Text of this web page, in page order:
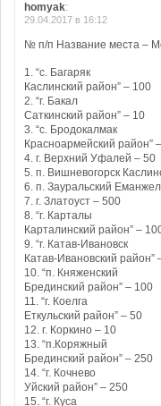
homyak:
29.04.2017 в 16:12
№ п/п Название места –
1. “с. Багаряк
Каслинский район” – 100
2. “г. Бакал
Саткинский район” – 10
3. “с. Бродокалмак
Красноармейский район”
4. г. Верхний Уфалей – 50
5. п. Вишневогорск
6. п. Зауральский
7. г. Златоуст – 500
8. “г. Карталы
Карталинский район” –
9. “г. Катав-Ивановск
Катав-Ивановский район”
10. “п. Княженский
Брединский район” – 100
11. “г. Коелга
Еткульский район” – 50
12. г. Коркино – 10
13. “п.Коряжный
Брединский район” – 250
14. “г. Кочнево
Уйский район” – 250
15. “г. Куса